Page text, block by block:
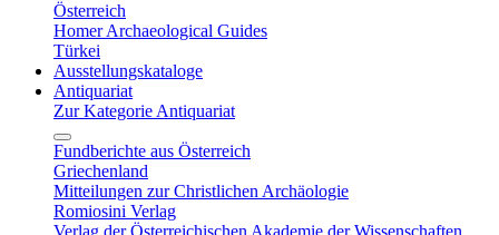
Österreich
Homer Archaeological Guides
Türkei
Ausstellungskataloge
Antiquariat
Zur Kategorie Antiquariat
Fundberichte aus Österreich
Griechenland
Mitteilungen zur Christlichen Archäologie
Romiosini Verlag
Verlag der Österreichischen Akademie der Wissenschaften